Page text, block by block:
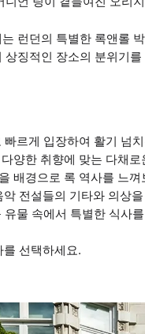
런던의 특별한 록앤롤
상징적인 장소의 분위기
르게 입장하여 활기 넘
양한 취향에 맞는 다채
배경으로 록 역사를 느껴
전설들의 기타와 의상
물 속에서 특별한 식사
선택하세요.